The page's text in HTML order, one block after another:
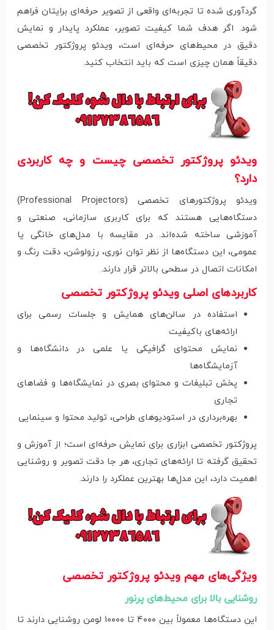
گردآوری شده تا تجربه‌ای واقعی از تصویر حرفه‌ای برایتان فراهم
شود. اگر هدف شما کیفیت تصویر، عملکرد پایدار و نمایش
دقیق در محیط‌های حرفه‌ای است، ویدئو پروژکتور تخصصی
دقیقاً همان چیزی است که باید انتخاب کنید.
ویدئو پروژکتور تخصصی چیست و چه کاربردی
دارد؟
ویدئو پروژکتورهای تخصصی (Professional Projectors)
دستگاه‌هایی هستند که برای کاربری سازمانی، صنعتی و
آموزشی ساخته شده‌اند. در مقایسه با مدل‌های خانگی یا
عمومی، این دستگاه‌ها از نظر توان نوری، رزولوشن، دقت رنگ و
امکانات اتصال در سطحی بالاتر قرار دارند.
کاربردهای اصلی ویدئو پروژکتور تخصصی
استفاده در سالن‌های همایش و جلسات رسمی برای
ارائه‌های باکیفیت
نمایش محتوای گرافیکی یا علمی در دانشگاه‌ها و
آزمایشگاه‌ها
پخش تبلیغات و محتوای بصری در نمایشگاه‌ها و فضاهای
تجاری
بهره‌برداری در استودیوهای طراحی، تولید محتوا و سینمایی
پروژکتور تخصصی ابزاری برای نمایش حرفه‌ای است؛ از آموزش و
تحقیق گرفته تا ارائه‌های تجاری، هر جا دقت تصویر و روشنایی
اهمیت دارد، این مدل‌ها بهترین عملکرد را دارند.
ویژگی‌های مهم ویدئو پروژکتور تخصصی
روشنایی بالا برای محیط‌های پرنور
این دستگاه‌ها معمولاً بین ۴۰۰۰ تا ۱۰۰۰۰ لومن روشنایی دارند تا